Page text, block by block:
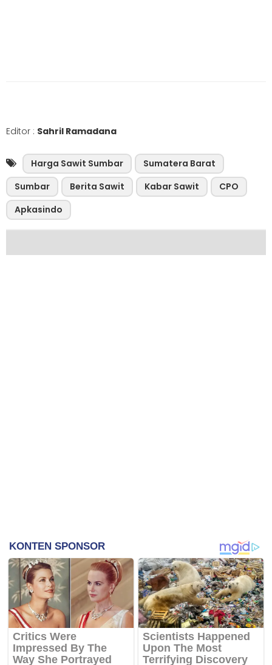
Editor : Sahril Ramadana
Harga Sawit Sumbar
Sumatera Barat
Sumbar
Berita Sawit Kabar Sawit
CPO
Apkasindo